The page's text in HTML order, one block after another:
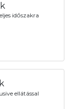
időszakra
ellátással